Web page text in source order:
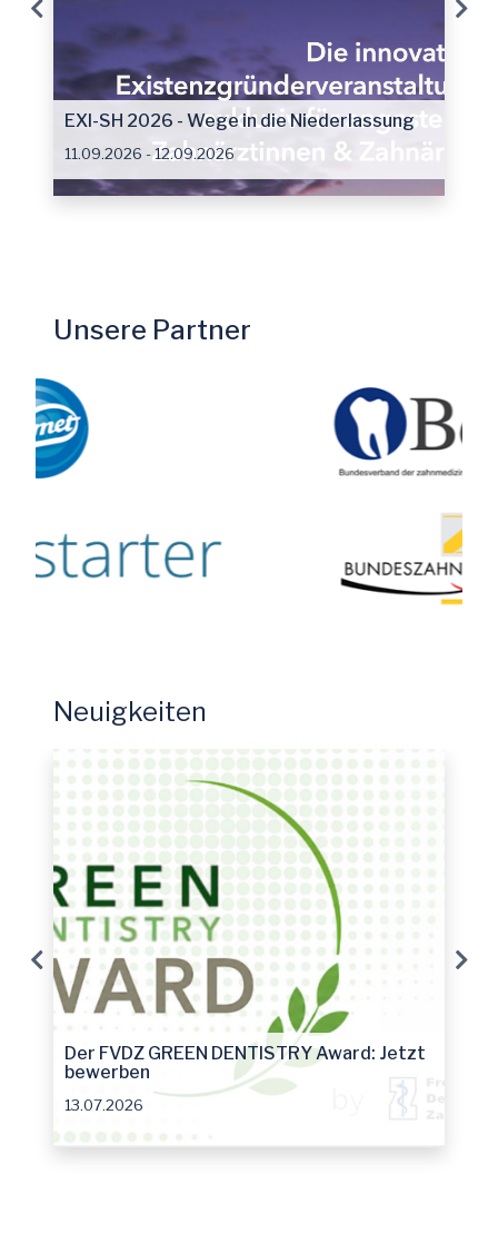
EXI-SH 2026 - Wege in die Niederlassung
11.09.2026 - 12.09.2026
Unsere Partner
Neuigkeiten
Der FVDZ GREEN DENTISTRY Award: Jetzt
bewerben
13.07.2026